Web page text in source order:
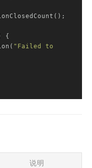
{
"Failed to
说明